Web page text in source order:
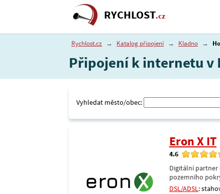
RYCHLOST.cz
Rychlost.cz → Katalog připojení → Kladno →
Připojení k internetu v
Vyhledat město/obec:
Eron X IT
4.6
Digitální partner
pozemního
DSL/ADSL: